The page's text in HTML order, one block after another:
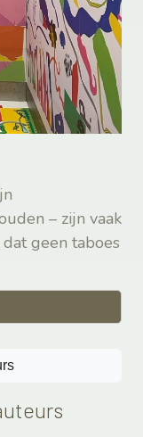
– zijn vaak
geen taboes